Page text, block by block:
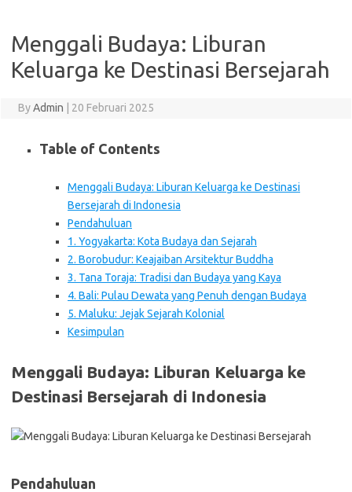
Menggali Budaya: Liburan
Keluarga ke Destinasi Bersejarah
ByAdmin 20 Februari 2025
Table of Contents
Menggali Budaya: Liburan Keluarga ke Destinasi
Bersejarah di Indonesia
Pendahuluan
1. Yogyakarta: Kota Budaya dan Sejarah
2. Borobudur: Keajaiban Arsitektur Buddha
3. Tana Toraja: Tradisi dan Budaya yang Kaya
4. Bali: Pulau Dewata yang Penuh dengan Budaya
5. Maluku: Jejak Sejarah Kolonial
Kesimpulan
Menggali Budaya: Liburan Keluarga ke
Destinasi Bersejarah di Indonesia
Pendahuluan